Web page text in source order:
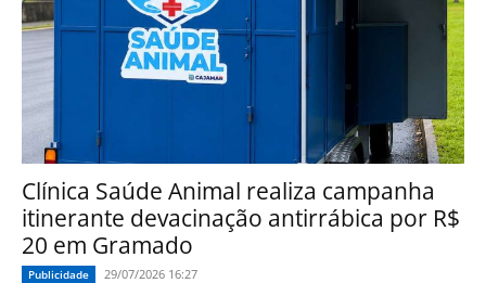
Clínica Saúde Animal realiza campanha
itinerante devacinação antirrábica por R$
20 em Gramado
Publicidade 29/07/2026 16:27